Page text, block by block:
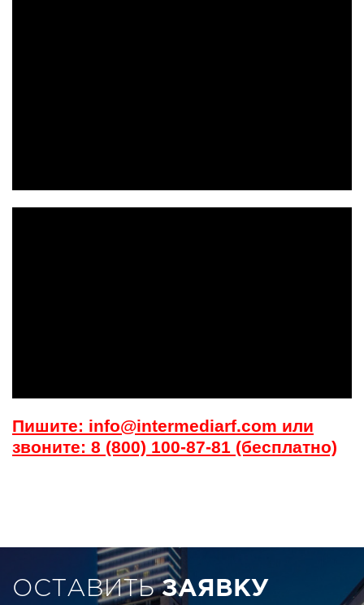
Пишите: info@intermediarf.com или
звоните: 8 (800) 100-87-81 (бесплатно)
ОСТАВИТЬЗАЯВКУ